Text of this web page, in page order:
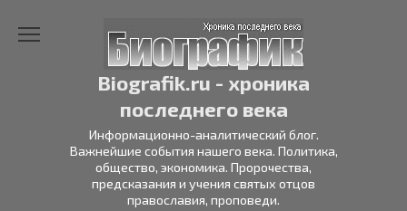
Biografik.ru - хроника
последнего века
Информационно-аналитический блог.
Важнейшие события нашего века. Политика,
общество, экономика. Пророчества,
предсказания и учения святых отцов
православия, проповеди.